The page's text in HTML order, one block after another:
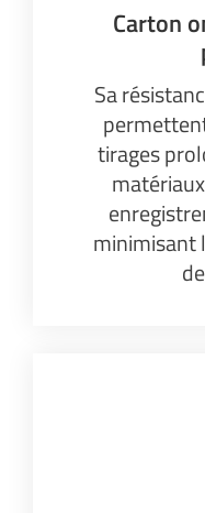
Carton
Sa
tirages
minimisant